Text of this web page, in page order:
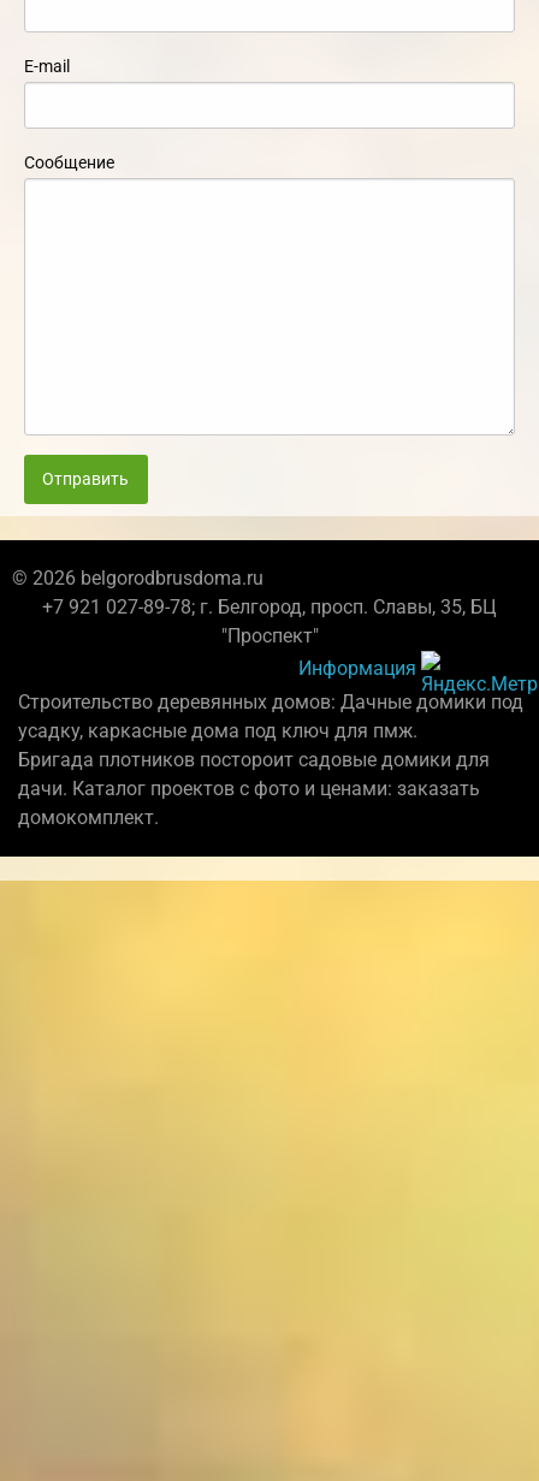
E-mail
Сообщение
Отправить
© 2026 belgorodbrusdoma.ru
+7 921 027-89-78; г. Белгород, просп. Славы, 35, БЦ
"Проспект"
Информация
Строительство деревянных домов: Дачные домики под
усадку, каркасные дома под ключ для пмж.
Бригада плотников постороит садовые домики для
дачи. Каталог проектов с фото и ценами: заказать
домокомплект.